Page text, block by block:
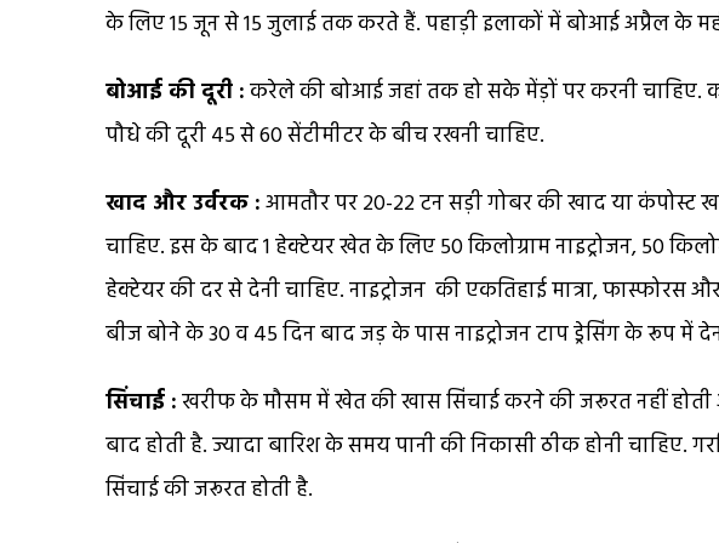
के लिए 15 जून से 15 जुलाई तक करते हैं. पहाड़ी इलाकों में बोआई अप्रैल के
बोआई की दूरी :करेले की बोआई जहां तक हो सके मेंड़ों पर करनी चाहिए.
पौधे की दूरी 45 से 60 सेंटीमीटर के बीच रखनी चाहिए.
खाद और उर्वरक :आमतौर पर 20-22 टन सड़ी गोबर की खाद या कंपोस्ट
चाहिए. इस के बाद 1 हेक्टेयर खेत के लिए 50 किलोग्राम नाइट्रोजन, 50
हेक्टेयर की दर से देनी चाहिए. नाइट्रोजन की एकतिहाई मात्रा, फास्फोरस
बीज बोने के 30 व 45 दिन बाद जड़ के पास नाइट्रोजन टाप ड्रेसिंग के रूप में
सिंचाई :खरीफ के मौसम में खेत की खास सिंचाई करने की जरूरत नहीं होती
बाद होती है. ज्यादा बारिश के समय पानी की निकासी ठीक होनी चाहिए.
सिंचाई की जरूरत होती है.